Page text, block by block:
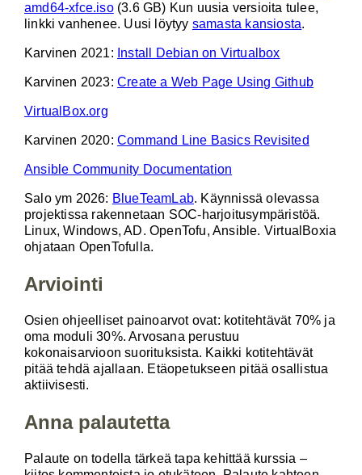
amd64-xfce.iso(3.6 GB) Kun uusia versioita tulee,
linkki vanhenee. Uusi löytyy samasta kansiosta.
Karvinen 2021: Install Debian on Virtualbox
Karvinen 2023: Create a Web Page Using Github
VirtualBox.org
Karvinen 2020: Command Line Basics Revisited
Ansible Community Documentation
Salo ym 2026: BlueTeamLab. Käynnissä olevassa
projektissa rakennetaan SOC-harjoitusympäristöä.
Linux, Windows, AD. OpenTofu, Ansible. VirtualBoxia
ohjataan OpenTofulla.
Arviointi
Osien ohjeelliset painoarvot ovat: kotitehtävät 70% ja
oma moduli 30%. Arvosana perustuu
kokonaisarvioon suorituksista. Kaikki kotitehtävät
pitää tehdä ajallaan. Etäopetukseen pitää osallistua
aktiivisesti.
Anna palautetta
Palaute on todella tärkeä tapa kehittää kurssia –